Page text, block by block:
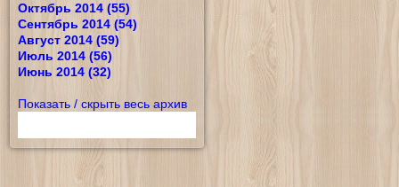
Октябрь 2014 (55)
Сентябрь 2014 (54)
Август 2014 (59)
Июль 2014 (56)
Июнь 2014 (32)
Показать / скрыть весь архив